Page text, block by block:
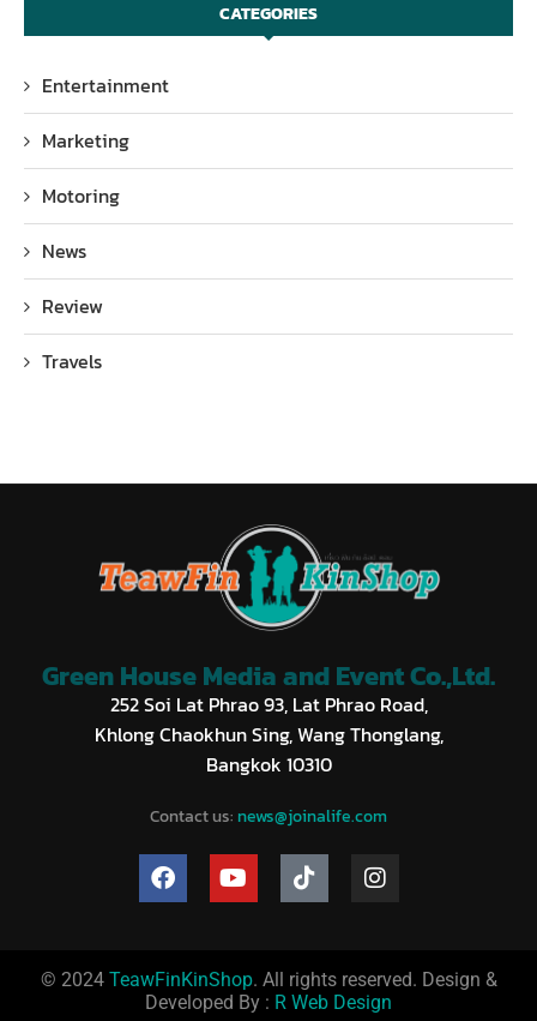
CATEGORIES
Entertainment
Marketing
Motoring
News
Review
Travels
Green House Media and Event Co.,Ltd.
252 Soi Lat Phrao 93, Lat Phrao Road,
Khlong Chaokhun Sing, Wang Thonglang,
Bangkok 10310
Contact us: news@joinalife.com
© 2024 TeawFinKinShop. All rights reserved. Design &
Developed By : R Web Design